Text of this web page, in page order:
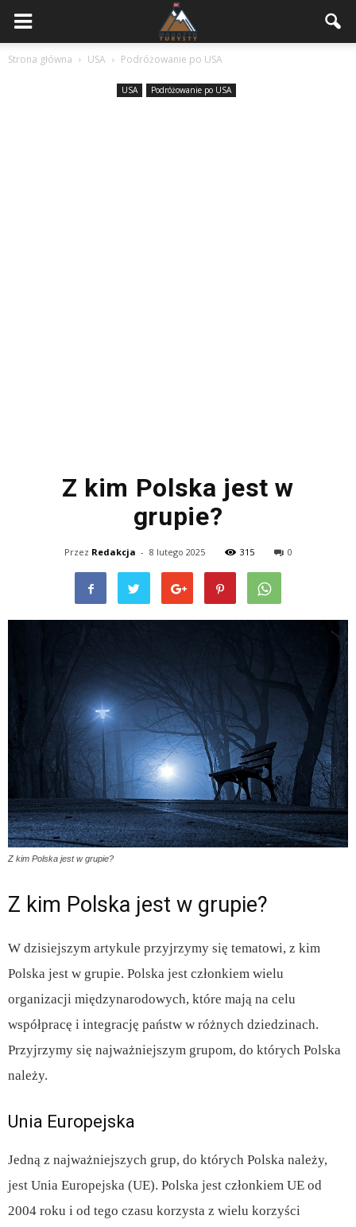
Strona główna USA Podróżowanie po USA
USA Podróżowanie po USA
Z kim Polska jest w
grupie?
Przez Redakcja - 8 lutego 2025 315 0
Z kim Polska jest w grupie?
Z kim Polska jest w grupie?
W dzisiejszym artykule przyjrzymy się tematowi, z kim
Polska jest w grupie. Polska jest członkiem wielu
organizacji międzynarodowych, które mają na celu
współpracę i integrację państw w różnych dziedzinach.
Przyjrzymy się najważniejszym grupom, do których Polska
należy.
Unia Europejska
Jedną z najważniejszych grup, do których Polska należy,
jest Unia Europejska (UE). Polska jest członkiem UE od
2004 roku i od tego czasu korzysta z wielu korzyści